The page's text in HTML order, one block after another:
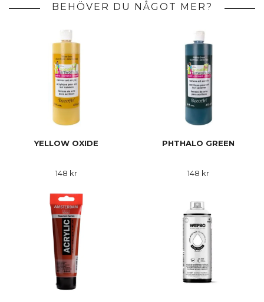
BEHÖVER DU NÅGOT MER?
YELLOW OXIDE
148 kr
PHTHALO GREEN
148 kr